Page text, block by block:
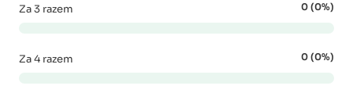
Za 3 razem 0 (0%)
Za 4 razem 0 (0%)